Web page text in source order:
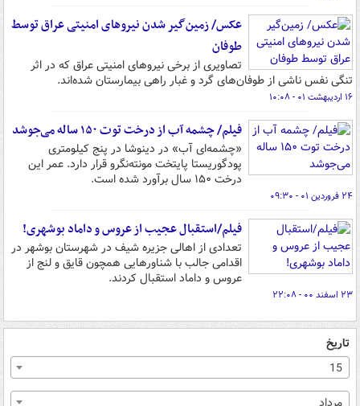
عکس/ زمین‌گیر شدن نیروهای امنیتی عراق توسط
طوفان
تصاویری از برخی نیروهای امنیتی عراق که در اثر
تنگی نفس ناشی از طوفان‌های گرد و غبار راهی بیمارستان شده‌اند.
۱۶ اردیبهشت ۰۱ - ۱۰:۰۸
فیلم/ چشمه آب از درخت توت ۱۵۰ ساله می‌جوشد
«چشمه‌ای آب» در دینوشا در پنج کیلومتری
پودگوریستا پایتخت مونته‌نگرو قرار دارد. عمر این
درخت ۱۵۰ سال برآورد شده است.
۲۴ فروردین ۰۱ - ۰۹:۳۰
فیلم/استقبال عجیب از عروس و داماد بوشهری!
تعدادی از اهالی جزیره شیف در شهرستان بوشهر در
اقدامی جالب با شناورهایی همچون قایق و لنج از
عروس و داماد استقبال کردند.
۲۳ اسفند ۰۰ - ۲۲:۰۸
تاریخ
15